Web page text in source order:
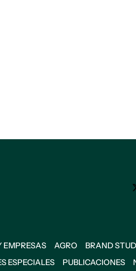
EMPRESAS AGRO BRAND
ESPECIALES PUBLICACIONES